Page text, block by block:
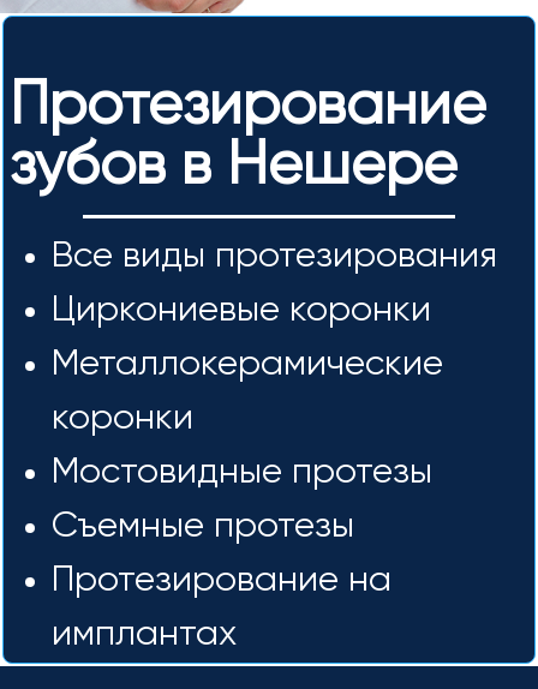
Протезирование
зубов в Нешере
Все виды протезирования
Циркониевые коронки
Металлокерамические
коронки
Мостовидные протезы
Съемные протезы
Протезирование на
имплантах